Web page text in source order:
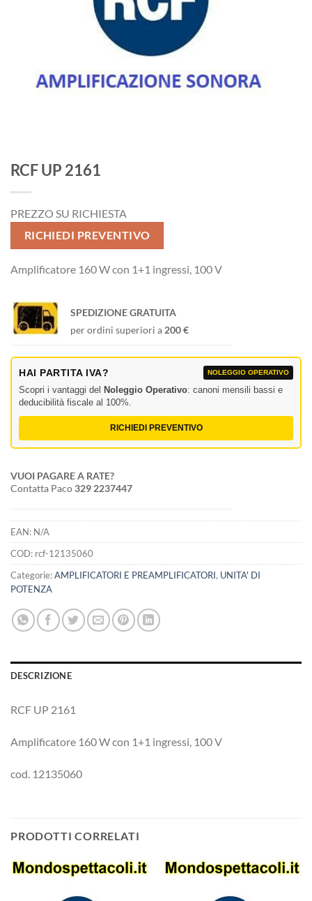
RCF UP 2161
PREZZO SU RICHIESTA
RICHIEDI PREVENTIVO
Amplificatore 160 W con 1+1 ingressi, 100 V
SPEDIZIONE GRATUITA
per ordini superiori a 200 €
HAI PARTITA IVA? NOLEGGIO OPERATIVO
Scopri i vantaggi del Noleggio Operativo: canoni mensili bassi e
deducibilità fiscale al 100%.
RICHIEDI PREVENTIVO
VUOI PAGARE A RATE?
Contatta Paco329 2237447
EAN: N/A
COD: rcf-12135060
Categorie:AMPLIFICATORI E PREAMPLIFICATORI, UNITA' DI
POTENZA
DESCRIZIONE
RCF UP 2161
Amplificatore 160 W con 1+1 ingressi, 100 V
cod. 12135060
PRODOTTI CORRELATI